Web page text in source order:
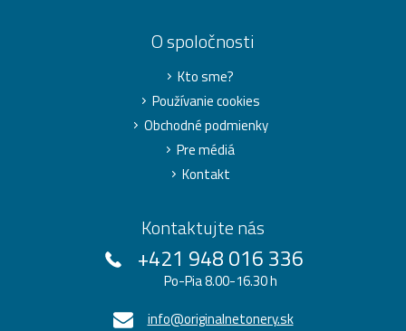
O spoločnosti
Kto sme?
Používanie cookies
Obchodné podmienky
Pre médiá
Kontakt
Kontaktujte nás
+421 948 016 336
Po-Pia 8.00-16.30 h
info@originalnetonery.sk